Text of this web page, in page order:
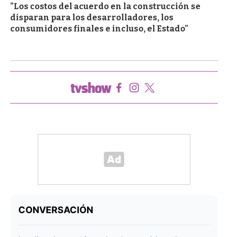
"Los costos del acuerdo en la construcción se
disparan para los desarrolladores, los
consumidores finales e incluso, el Estado"